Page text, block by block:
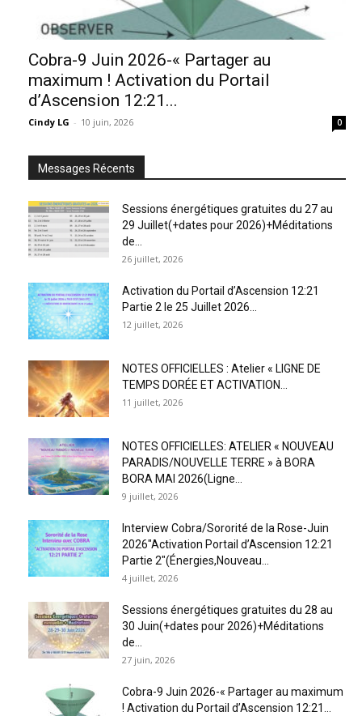
Cobra-9 Juin 2026-« Partager au
maximum ! Activation du Portail
d’Ascension 12:21...
Cindy LG - 10 juin, 2026 0
Messages Récents
Sessions énergétiques gratuites du 27 au
29 Juillet(+dates pour 2026)+Méditations
de...
26 juillet, 2026
Activation du Portail d’Ascension 12:21
Partie 2 le 25 Juillet 2026...
12 juillet, 2026
NOTES OFFICIELLES : Atelier « LIGNE DE
TEMPS DORÉE ET ACTIVATION...
11 juillet, 2026
NOTES OFFICIELLES: ATELIER « NOUVEAU
PARADIS/NOUVELLE TERRE » à BORA
BORA MAI 2026(Ligne...
9 juillet, 2026
Interview Cobra/Sororité de la Rose-Juin
2026″Activation Portail d’Ascension 12:21
Partie 2″(Énergies,Nouveau...
4 juillet, 2026
Sessions énergétiques gratuites du 28 au
30 Juin(+dates pour 2026)+Méditations
de...
27 juin, 2026
Cobra-9 Juin 2026-« Partager au maximum
! Activation du Portail d’Ascension 12:21...